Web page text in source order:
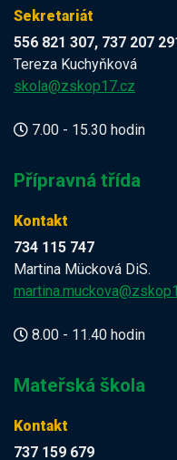
Sekretariát
556 821 307, 737 207
Tereza Kuchyňková
skola@zskop17.cz
7.00 - 15.30 hodin
Přípravná třída
Kontakt
734 115 747
Martina Mücková DiS.
8.00 - 11.40 hodin
Mateřská škola
Kontakt
737 159 679